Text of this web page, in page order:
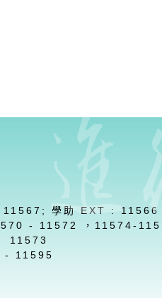
學助 EXT : 11566
- 11572 ，11574-
11573
- 11595